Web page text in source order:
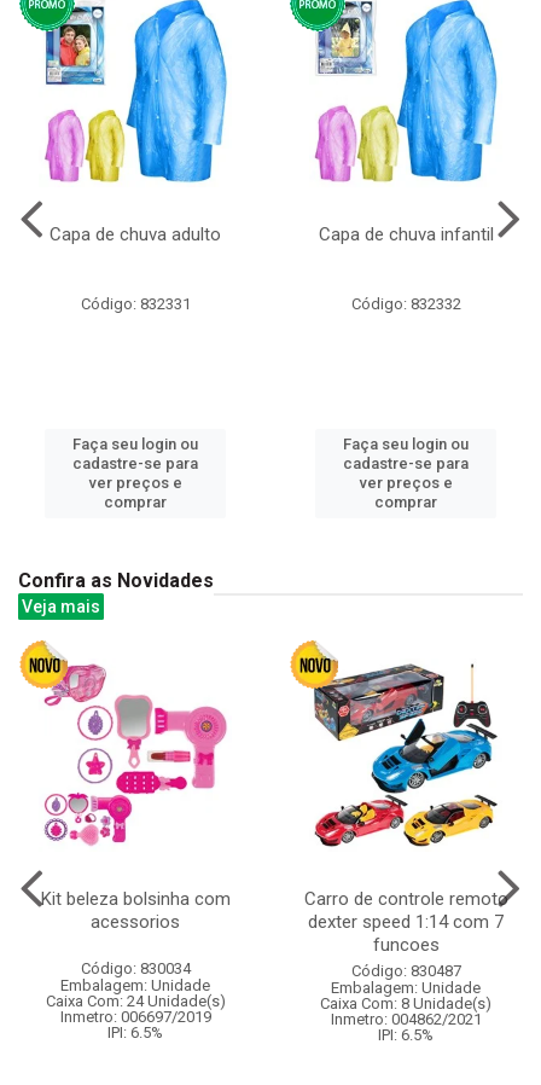
Capa de chuva adulto
Código: 832331
Faça seu login ou
cadastre-se para
ver preços e
comprar
Capa de chuva infantil
Código: 832332
Faça seu login ou
cadastre-se para
ver preços e
comprar
Confira as Novidades
Veja mais
Kit beleza bolsinha com
acessorios
Código: 830034
Embalagem: Unidade
Caixa Com: 24 Unidade(s)
Inmetro: 006697/2019
IPI: 6.5%
Carro de controle remoto
dexter speed 1:14 com 7
funcoes
Código: 830487
Embalagem: Unidade
Caixa Com: 8 Unidade(s)
Inmetro: 004862/2021
IPI: 6.5%